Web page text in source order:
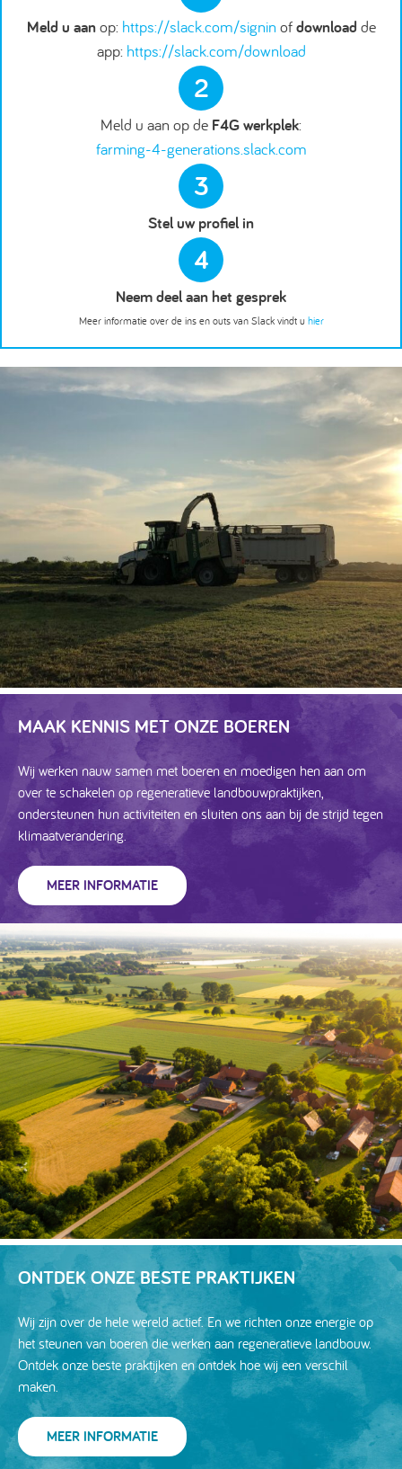
Meld u aanop: https://slack.com/signin ofdownload de
app: https://slack.com/download
2
Meld u aan op de F4G werkplek:
farming-4-generations.slack.com
3
Stel uw profiel in
4
Neem deel aan het gesprek
Meer informatie over de ins en outs van Slack vindt u hier
MAAK KENNIS MET ONZE BOEREN
Wij werken nauw samen met boeren en moedigen hen aan om
over te schakelen op regeneratieve landbouwpraktijken,
ondersteunen hun activiteiten en sluiten ons aan bij de strijd tegen
klimaatverandering.
MEER INFORMATIE
ONTDEK ONZE BESTE PRAKTIJKEN
Wij zijn over de hele wereld actief. En we richten onze energie op
het steunen van boeren die werken aan regeneratieve landbouw.
Ontdek onze beste praktijken en ontdek hoe wij een verschil
maken.
MEER INFORMATIE